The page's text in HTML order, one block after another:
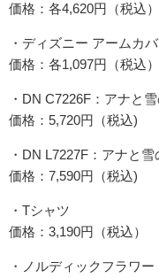
価格：各4,620円（税込）
・ディズニー アームカ
価格：各1,097円（税込）
・DN C7226F：アナと
価格：5,720円（税込)
・DN L7227F：アナと
価格：7,590円（税込)
・Tシャツ
価格：3,190円（税込）
・ノルディックフラワ